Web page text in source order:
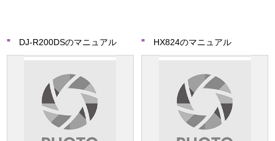
DJ-R200DSのマニュアル HX824のマニュアル